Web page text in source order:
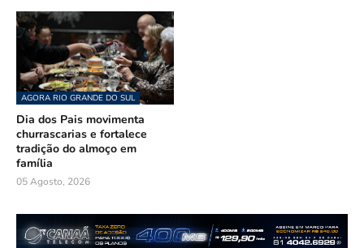
AGORA RIO GRANDE DO SUL
Dia dos Pais movimenta
churrascarias e fortalece
tradição do almoço em
família
05 Agosto, 2026